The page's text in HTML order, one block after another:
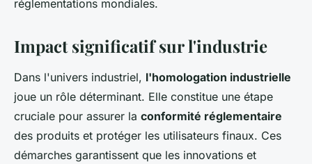
réglementations mondiales.
Impact significatif sur l'industrie
Dans l'univers industriel, l'homologation industrielle
joue un rôle déterminant. Elle constitue une étape
cruciale pour assurer la conformité réglementaire
des produits et protéger les utilisateurs finaux. Ces
démarches garantissent que les innovations et